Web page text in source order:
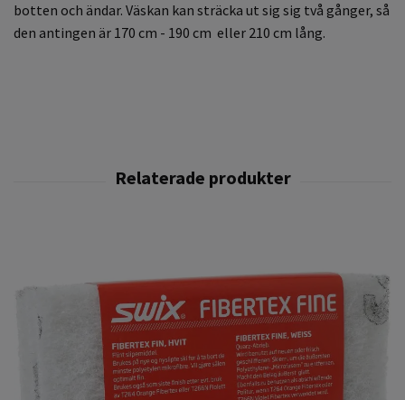
botten och ändar. Väskan kan sträcka ut sig sig två gånger, så
den antingen är 170 cm - 190 cm eller 210 cm lång.